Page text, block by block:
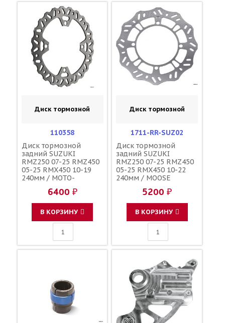
Диск тормозной
110358
Диск тормозной
задний SUZUKI
RMZ250 07-25 RMZ450
05-25 RMX450 10-19
240мм / MOTO-
69211-28H00 69211-
28H10 69211-35G00
6400 ₽
В КОРЗИНУ
Диск тормозной
1711-RR-SUZ02
Диск тормозной
задний SUZUKI
RMZ250 07-25 RMZ450
05-25 RMX450 10-22
240мм / MOOSE
69211-28H00 69211-
28H10 69211-35G00
1711-1431
5200 ₽
В КОРЗИНУ